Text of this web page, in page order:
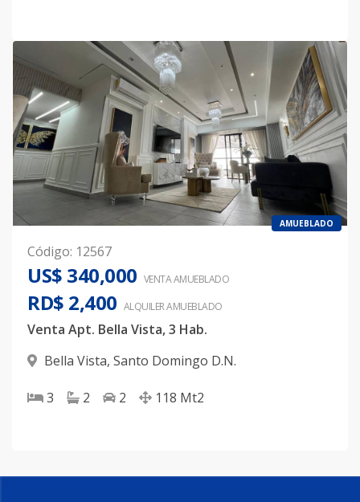
AMUEBLADO
Código: 12567
US$ 340,000 VENTA AMUEBLADO
RD$ 2,400 ALQUILERAMUEBLADO
Venta Apt. Bella Vista, 3 Hab.
Bella Vista, Santo Domingo D.N.
3 2 2 118 Mt2